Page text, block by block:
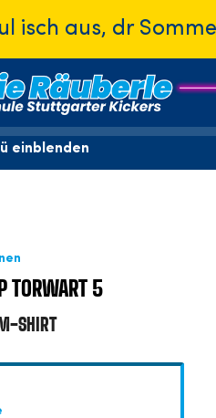
einblenden
TORWART 5
SHIRT
aus, dr Sommer